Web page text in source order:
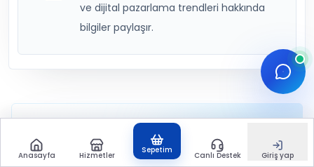
ve dijital pazarlama trendleri hakkında
bilgiler paylaşır.
DAHA FAZLA IÇERIK
Anasayfa Hizmetler
Sepetim
Canlı Destek Giriş yap